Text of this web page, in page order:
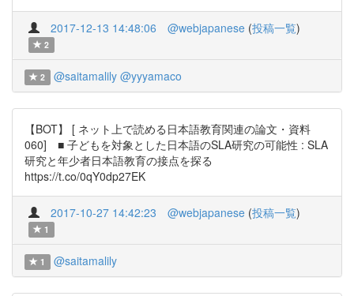
2017-12-13 14:48:06 @webjapanese (投稿一覧)
2
2 @saitamalily @yyyamaco
【BOT】 [ ネット上で読める日本語教育関連の論文・資料
060] ■ 子どもを対象とした日本語のSLA研究の可能性 : SLA
研究と年少者日本語教育の接点を探る
https://t.co/0qY0dp27EK
2017-10-27 14:42:23 @webjapanese (投稿一覧)
1
1 @saitamalily